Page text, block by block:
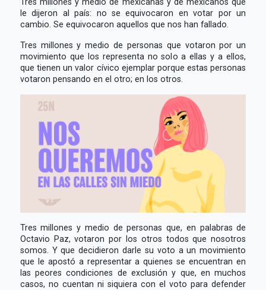
le dijeron al país: no se equivocaron en votar por un
cambio. Se equivocaron aquellos que nos han fallado.
Tres millones y medio de personas que votaron por un
movimiento que los representa no solo a ellas y a ellos,
que tienen un valor cívico ejemplar porque estas personas
votaron pensando en el otro; en los otros.
Tres millones y medio de personas que, en palabras de
Octavio Paz, votaron por los otros todos que nosotros
somos. Y que decidieron darle su voto a un movimiento
que le apostó a representar a quienes se encuentran en
las peores condiciones de exclusión y que, en muchos
casos, no cuentan ni siquiera con el voto para defender